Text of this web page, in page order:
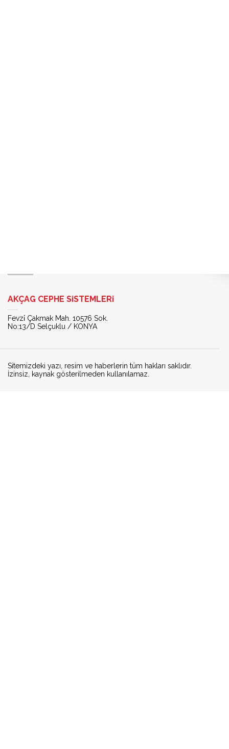
AKÇAG CEPHE SiSTEMLERi
Fevzi̇ Çakmak Mah. 10576 Sok.
No:13/D Selçuklu / KONYA
Sitemizdeki yazı, resim ve haberlerin tüm hakları saklıdır.
İzinsiz, kaynak gösterilmeden kullanılamaz.